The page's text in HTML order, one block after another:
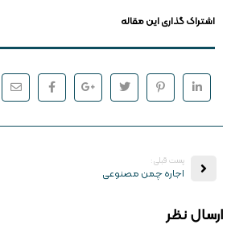
اشتراک گذاری این مقاله
پست قبلی:
اجاره چمن مصنوعی
ارسال نظر